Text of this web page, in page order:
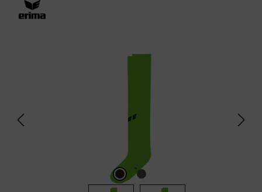
Bildergalerie überspringen